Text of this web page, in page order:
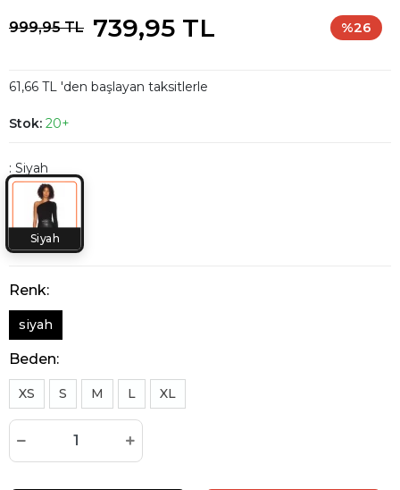
999,95 TL 739,95 TL %26
61,66 TL 'den başlayan taksitlerle
Stok: 20+
: Siyah
Siyah
Renk:
siyah
Beden:
XS M XL
L
S